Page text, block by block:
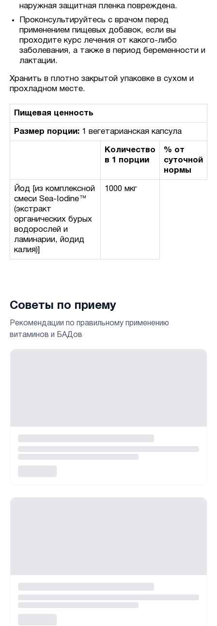
наружная защитная пленка повреждена.
Проконсультируйтесь с врачом перед
применением пищевых добавок, если вы
проходите курс лечения от какого-либо
заболевания, а также в период беременности и
лактации.
Хранить в плотно закрытой упаковке в сухом и
прохладном месте.
Пищевая ценность
Размер порции: 1 вегетарианская капсула
Количество
в 1 порции
% от
суточной
нормы
Йод [из комплексной
смеси Sea-Iodine™
(экстракт
органических бурых
водорослей и
ламинарии, йодид
калия)]
1000 мкг
Советы по приему
Рекомендации по правильному применению
витаминов и БАДов